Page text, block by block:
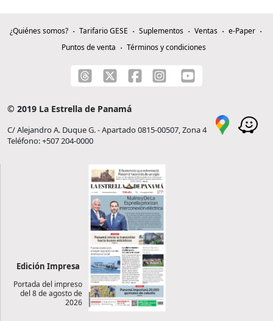
¿Quiénes somos? Tarifario GESE Suplementos Ventas
e-Paper
Puntos de venta
Términos y condiciones
© 2019 La Estrella de Panamá
C/ Alejandro A. Duque G. - Apartado 0815-00507, Zona 4
Teléfono: +507 204-0000
Edición Impresa
Portada del impreso
del 8 de agosto de
2026